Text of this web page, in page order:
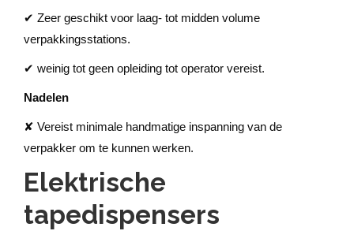
✔ Zeer geschikt voor laag- tot midden volume
verpakkingsstations.
✔ weinig tot geen opleiding tot operator vereist.
Nadelen
✘ Vereist minimale handmatige inspanning van de
verpakker om te kunnen werken.
Elektrische
tapedispensers